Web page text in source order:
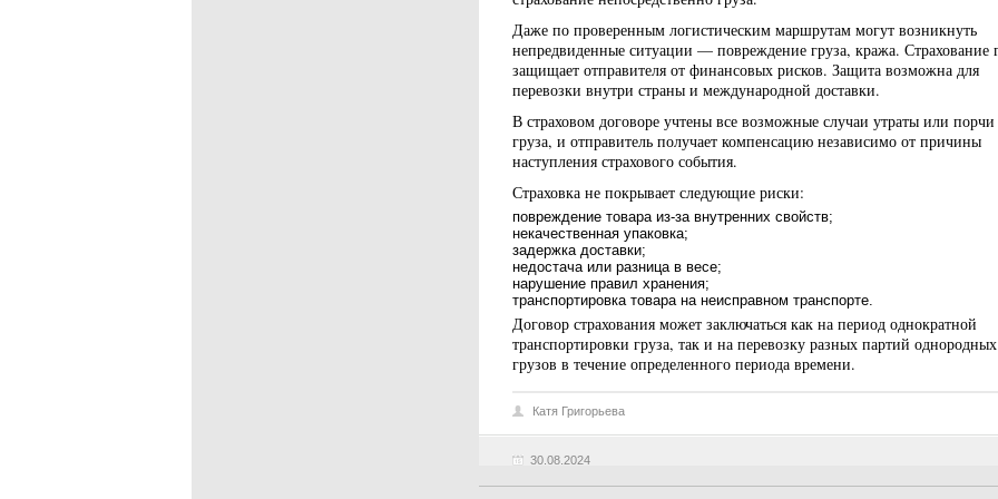
Даже по проверенным логистическим маршрутам могут возникнуть
непредвиденные ситуации — повреждение груза, кража. Страхование
защищает отправителя от финансовых рисков. Защита возможна для
перевозки внутри страны и международной доставки.
В страховом договоре учтены все возможные случаи утраты или порчи
груза, и отправитель получает компенсацию независимо от причины
наступления страхового события.
Страховка не покрывает следующие риски:
повреждение товара из-за внутренних свойств;
некачественная упаковка;
задержка доставки;
недостача или разница в весе;
нарушение правил хранения;
транспортировка товара на неисправном транспорте.
Договор страхования может заключаться как на период однократной
транспортировки груза, так и на перевозку разных партий однородных
грузов в течение определенного периода времени.
30.08.2024
Катя Григорьева